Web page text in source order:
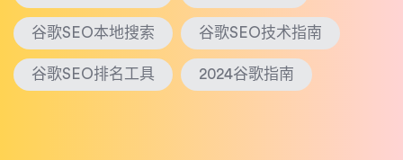
谷歌SEO本地搜索 谷歌SEO技术指南
谷歌SEO排名工具 2024谷歌指南